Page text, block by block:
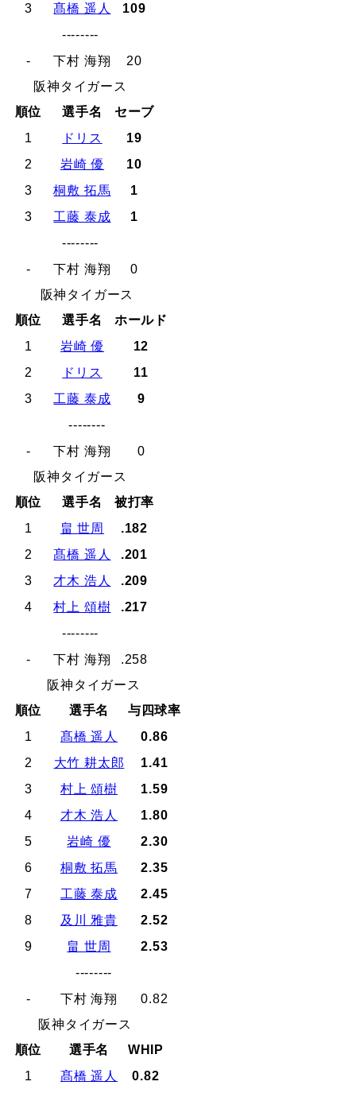
3
髙橋 遥人
109
--------
-
下村 海翔
20
阪神タイガース
順位
選手名
セーブ
1
ドリス
19
2
岩崎 優
10
3
桐敷 拓馬
1
3
工藤 泰成
1
--------
-
下村 海翔
0
阪神タイガース
順位
選手名
ホールド
1
岩崎 優
12
2
ドリス
11
3
工藤 泰成
9
--------
-
下村 海翔
0
阪神タイガース
順位
選手名
被打率
1
畠 世周
.182
2
髙橋 遥人
.201
3
才木 浩人
.209
4
村上 頌樹
.217
--------
-
下村 海翔
.258
阪神タイガース
順位
選手名
与四球率
1
髙橋 遥人
0.86
2
大竹 耕太郎
1.41
3
村上 頌樹
1.59
4
才木 浩人
1.80
5
岩崎 優
2.30
6
桐敷 拓馬
2.35
7
工藤 泰成
2.45
8
及川 雅貴
2.52
9
畠 世周
2.53
--------
-
下村 海翔
0.82
阪神タイガース
順位
選手名
WHIP
1
髙橋 遥人
0.82